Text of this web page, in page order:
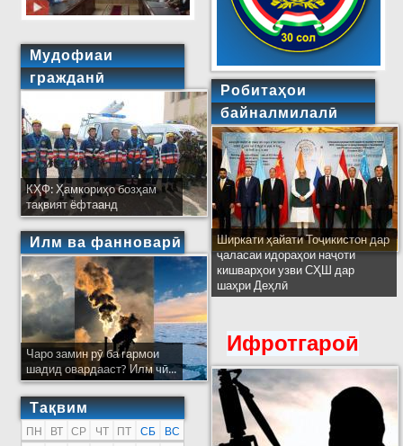
Мудофиаи
гражданӣ
КҲФ: Ҳамкориҳо бозҳам
тақвият ёфтаанд
Илм ва фанноварӣ
Чаро замин рӯ ба гармои
шадид овардааст? Илм чӣ...
Тақвим
ПН ВТ СР ЧТ ПТ СБ
ВС
Робитаҳои
байналмилалӣ
Ширкати ҳайати Тоҷикистон дар
ҷаласаи идораҳои наҷоти
кишварҳои узви СҲШ дар
шаҳри Деҳлӣ
Ифротгароӣ